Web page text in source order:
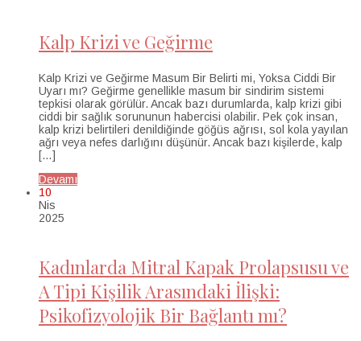
Kalp Krizi ve Geğirme
Kalp Krizi ve Geğirme Masum Bir Belirti mi, Yoksa Ciddi Bir
Uyarı mı? Geğirme genellikle masum bir sindirim sistemi
tepkisi olarak görülür. Ancak bazı durumlarda, kalp krizi gibi
ciddi bir sağlık sorununun habercisi olabilir. Pek çok insan,
kalp krizi belirtileri denildiğinde göğüs ağrısı, sol kola yayılan
ağrı veya nefes darlığını düşünür. Ancak bazı kişilerde, kalp
[…]
Devamı
10
Nis
2025
Kadınlarda Mitral Kapak Prolapsusu ve
A Tipi Kişilik Arasındaki İlişki:
Psikofizyolojik Bir Bağlantı mı?